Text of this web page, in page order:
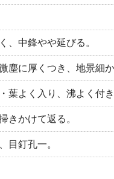
、中鋒やや延びる。
塵に厚くつき、地景細
葉よく入り、沸よく付
きかけて返る。
目釘孔一。